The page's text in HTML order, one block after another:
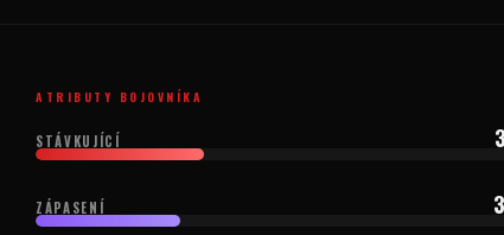
ATRIBUTY BOJOVNÍKA
STÁVKUJÍCÍ
ZÁPASENÍ